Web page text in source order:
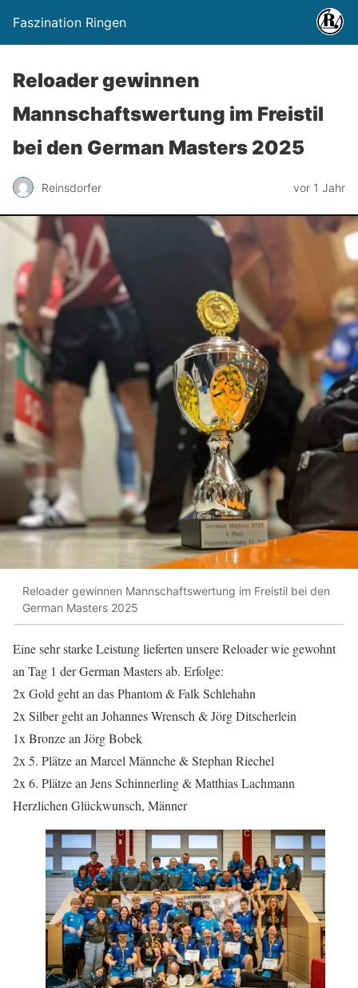
Faszination Ringen
Reloader gewinnen
Mannschaftswertung im Freistil
bei den German Masters 2025
Reinsdorfer vor 1 Jahr
Reloader gewinnen Mannschaftswertung im Freistil bei den
German Masters 2025
Eine sehr starke Leistung lieferten unsere Reloader wie gewohnt
an Tag 1 der German Masters ab. Erfolge:
2x Gold geht an das Phantom & Falk Schlehahn
2x Silber geht an Johannes Wrensch & Jörg Ditscherlein
1x Bronze an Jörg Bobek
2x 5. Plätze an Marcel Männche & Stephan Riechel
2x 6. Plätze an Jens Schinnerling & Matthias Lachmann
Herzlichen Glückwunsch, Männer